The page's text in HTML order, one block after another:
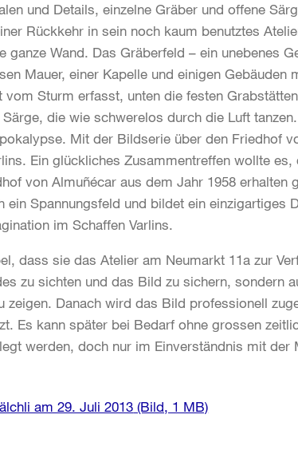
und Details, einzelne Gräber und offene
Rückkehr in sein noch kaum benutztes
ganze Wand. Das Gräberfeld – ein unebenes
Mauer, einer Kapelle und einigen Gebäuden
Sturm erfasst, unten die festen
die wie schwerelos durch die Luft
Mit der Bildserie über den Friedhof
Ein glückliches Zusammentreffen wollte es,
von Almuñécar aus dem Jahr 1958 erhalten
Spannungsfeld und bildet ein einzigartiges
im Schaffen Varlins.
dass sie das Atelier am Neumarkt 11a zur
zu sichten und das Bild zu sichern, sondern
zeigen. Danach wird das Bild professionell
Es kann später bei Bedarf ohne grossen
werden, doch nur im Einverständnis mit der
am 29. Juli 2013 (Bild, 1 MB)